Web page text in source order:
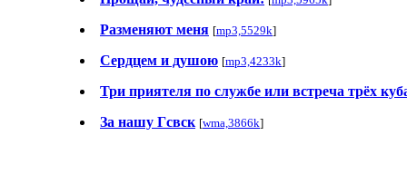
Разменяют меня [mp3,5529k]
Сердцем и душою [mp3,4233k]
Три приятеля по службе или встреча трёх
За нашу Гсвск [wma,3866k]